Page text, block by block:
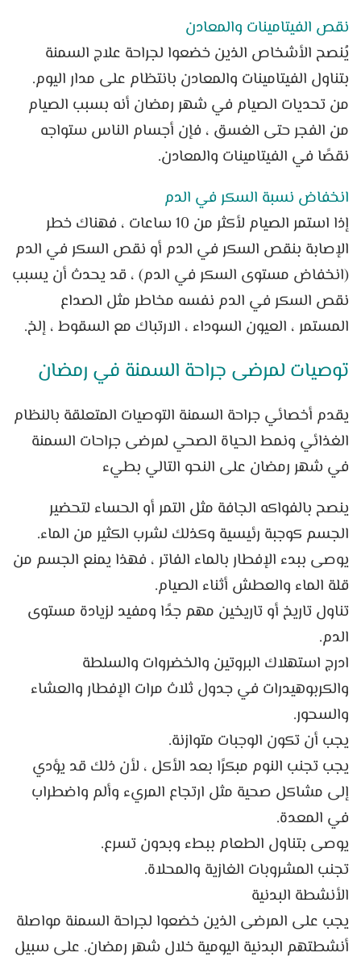
نقص الفيتامينات والمعادن
يُنصح الأشخاص الذين خضعوا لجراحة علاج السمنة
بتناول الفيتامينات والمعادن بانتظام على مدار اليوم.
من تحديات الصيام في شهر رمضان أنه بسبب الصيام
من الفجر حتى الغسق ، فإن أجسام الناس ستواجه
نقصًا في الفيتامينات والمعادن.
انخفاض نسبة السكر في الدم
إذا استمر الصيام لأكثر من 10 ساعات ، فهناك خطر
الإصابة بنقص السكر في الدم أو نقص السكر في الدم
(انخفاض مستوى السكر في الدم) ، قد يحدث أن يسبب
نقص السكر في الدم نفسه مخاطر مثل الصداع
المستمر ، العيون السوداء ، الارتباك مع السقوط ، إلخ.
توصيات لمرضى جراحة السمنة في رمضان
يقدم أخصائي جراحة السمنة التوصيات المتعلقة بالنظام
الغذائي ونمط الحياة الصحي لمرضى جراحات السمنة
في شهر رمضان على النحو التالي بطيء
ينصح بالفواكه الجافة مثل التمر أو الحساء لتحضير
الجسم كوجبة رئيسية وكذلك لشرب الكثير من الماء.
يوصى ببدء الإفطار بالماء الفاتر ، فهذا يمنع الجسم من
قلة الماء والعطش أثناء الصيام.
تناول تاريخ أو تاريخين مهم جدًا ومفيد لزيادة مستوى
الدم.
ادرج استهلاك البروتين والخضروات والسلطة
والكربوهيدرات في جدول ثلاث مرات الإفطار والعشاء
والسحور.
يجب أن تكون الوجبات متوازنة.
يجب تجنب النوم مبكرًا بعد الأكل ، لأن ذلك قد يؤدي
إلى مشاكل صحية مثل ارتجاع المريء وألم واضطراب
في المعدة.
يوصى بتناول الطعام ببطء وبدون تسرع.
تجنب المشروبات الغازية والمحلاة.
الأنشطة البدنية
يجب على المرضى الذين خضعوا لجراحة السمنة مواصلة
أنشطتهم البدنية اليومية خلال شهر رمضان. على سبيل